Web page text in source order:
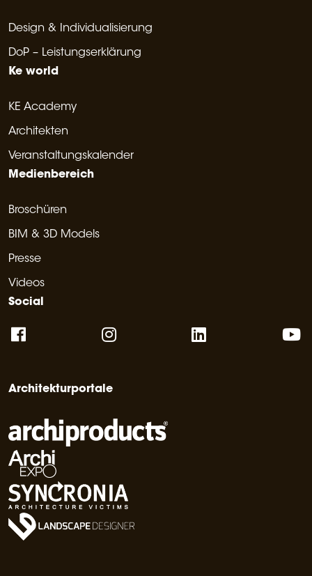
Design & Individualisierung
DoP – Leistungserklärung
Ke world
KE Academy
Architekten
Veranstaltungskalender
Medienbereich
Broschüren
BIM & 3D Models
Presse
Videos
Social
Architekturportale